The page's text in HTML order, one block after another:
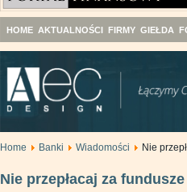
HOME AKTUALNOŚCI FIRMY GIEŁDA
Home Banki Wiadomości Nie
Nie przepłacaj za fundusze